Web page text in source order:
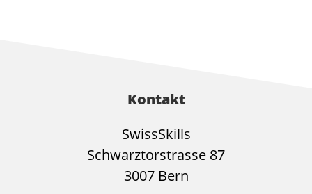
Kontakt
SwissSkills
Schwarztorstrasse 87
3007 Bern